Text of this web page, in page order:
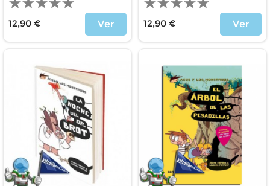
12,90 €
Ver
12,90 €
Ver